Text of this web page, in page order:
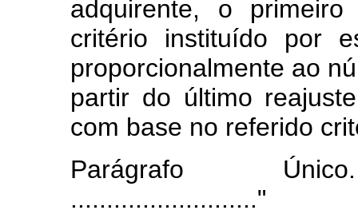
adquirente, o
critério instituído por
proporcionalmente ao
partir do último
com base no referido
Parágrafo Único.
.........................."